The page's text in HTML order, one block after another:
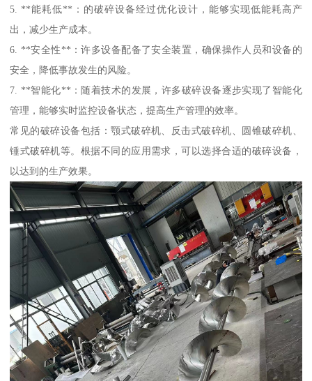
5. **能耗低**：的破碎设备经过优化设计，能够实现低能耗高产
出，减少生产成本。
6. **安全性**：许多设备配备了安全装置，确保操作人员和设备的
安全，降低事故发生的风险。
7. **智能化**：随着技术的发展，许多破碎设备逐步实现了智能化
管理，能够实时监控设备状态，提高生产管理的效率。
常见的破碎设备包括：颚式破碎机、反击式破碎机、圆锥破碎机、
锤式破碎机等。根据不同的应用需求，可以选择合适的破碎设备，
以达到的生产效果。